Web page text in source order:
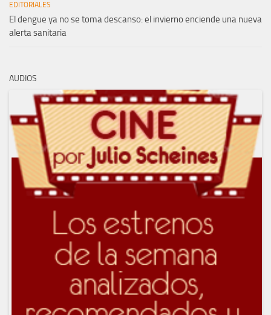
EDITORIALES
El dengue ya no se toma descanso: el invierno enciende una nueva
alerta sanitaria
AUDIOS